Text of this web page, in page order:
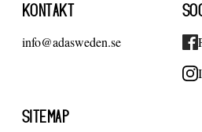
KONTAKT
info@adasweden.se
SITEMAP